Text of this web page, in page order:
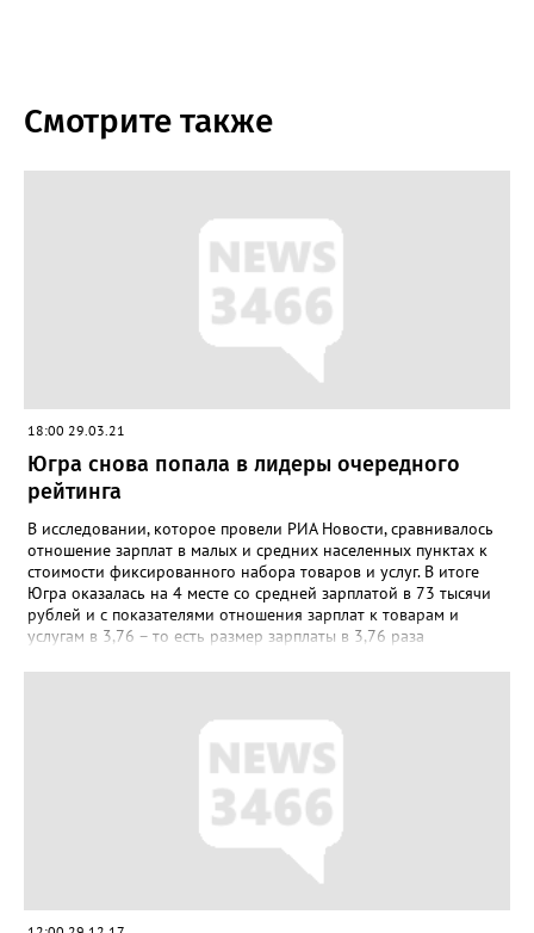
Смотрите также
18:00 29.03.21
Югра снова попала в лидеры очередного
рейтинга
В исследовании, которое провели РИА Новости, сравнивалось
отношение зарплат в малых и средних населенных пунктах к
стоимости фиксированного набора товаров и услуг. В итоге
Югра оказалась на 4 месте со средней зарплатой в 73 тысячи
рублей и с показателями отношения зарплат к товарам и
услугам в 3,76 – то есть размер зарплаты в 3,76 раза